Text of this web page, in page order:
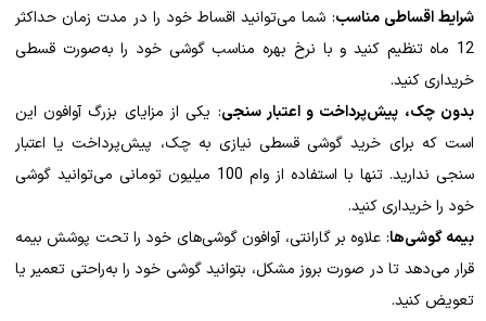
شرایط اقساطی مناسب: شما می‌توانید اقساط خود را در مدت زمان حداکثر
12 ماه تنظیم کنید و با نرخ بهره مناسب گوشی خود را به‌صورت قسطی
خریداری کنید.
بدون چک، پیش‌پرداخت و اعتبار سنجی: یکی از مزایای بزرگ آوافون این
است که برای خرید گوشی قسطی نیازی به چک، پیش‌پرداخت یا اعتبار
سنجی ندارید. تنها با استفاده از وام 100 میلیون تومانی می‌توانید گوشی
خود را خریداری کنید.
بیمه گوشی‌ها: علاوه بر گارانتی، آوافون گوشی‌های خود را تحت پوشش بیمه
قرار می‌دهد تا در صورت بروز مشکل، بتوانید گوشی خود را به‌راحتی تعمیر یا
تعویض کنید.